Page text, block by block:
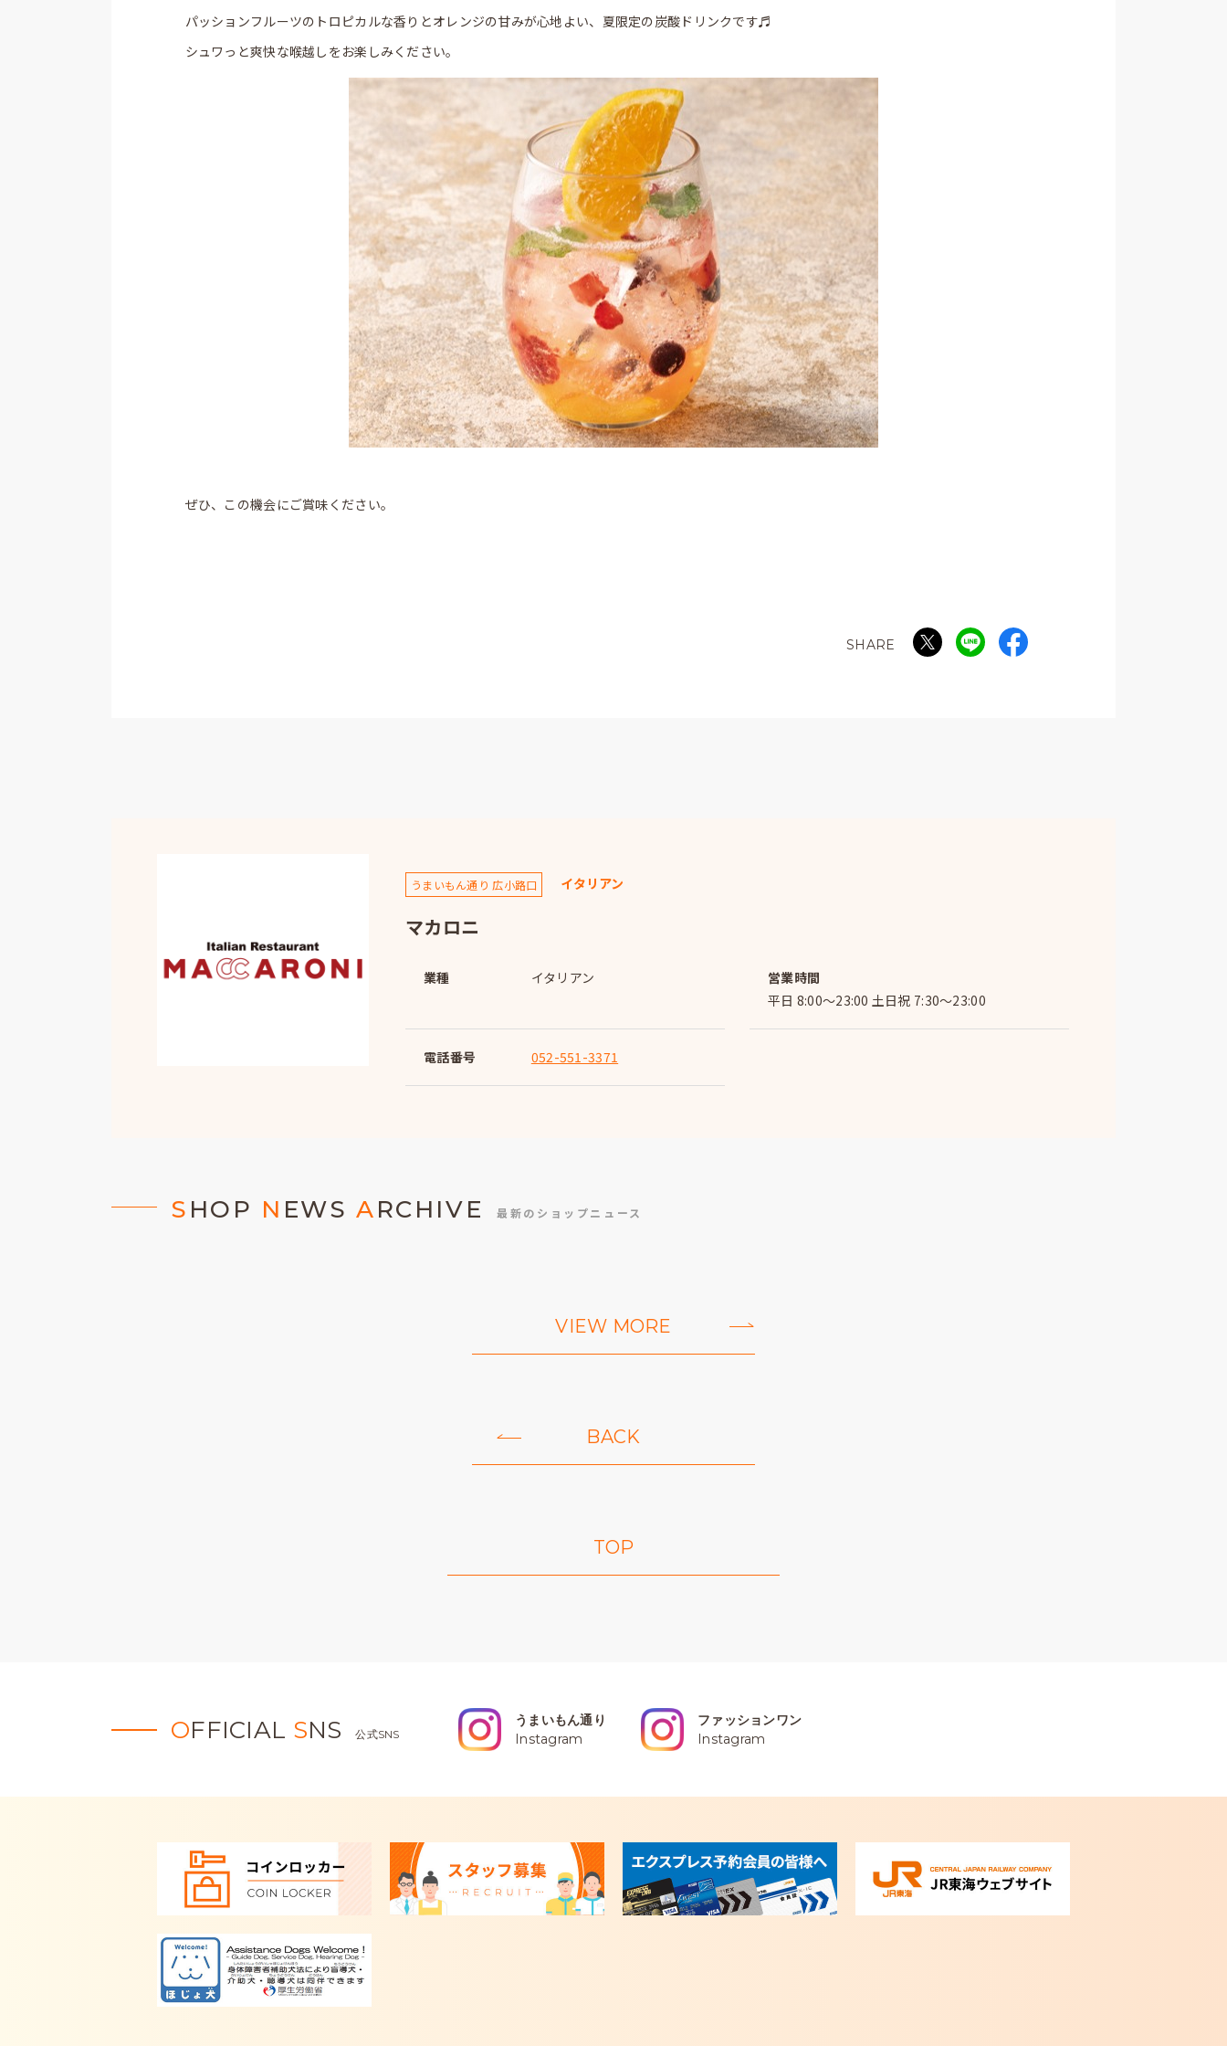
パッションフルーツのトロピカルな香りとオレンジの甘みが心地よい、夏限定の炭酸ドリンクです♬
シュワっと爽快な喉越しをお楽しみください。
ぜひ、この機会にご賞味ください。
SHARE
うまいもん通り 広小路口 イタリアン
マカロニ
業種 イタリアン
営業時間
平日 8:00～23:00 土日祝 7:30～23:00
電話番号 052-551-3371
S HOP N EWSARCHIVE 最新のショップニュース
VIEW MORE
BACK
TOP
OFFICIAL SNS 公式SNS
うまいもん通り
Instagram
ファッションワン
Instagram